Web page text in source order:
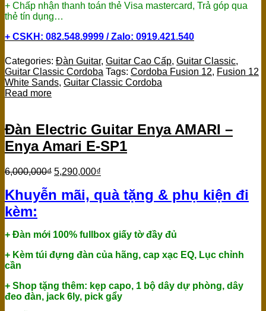
+ Chấp nhận thanh toán thẻ Visa mastercard, Trả góp qua
thẻ tín dụng…
+ CSKH: 082.548.9999 / Zalo: 0919.421.540
Categories: Đàn Guitar, Guitar Cao Cấp, Guitar Classic,
Guitar Classic Cordoba Tags: Cordoba Fusion 12, Fusion 12
White Sands, Guitar Classic Cordoba
Read more
Đàn Electric Guitar Enya AMARI –
Enya Amari E-SP1
6,000,000₫ 5,290,000₫
Khuyễn mãi, quà tặng & phụ kiện đi
kèm:
+ Đàn mới 100% fullbox giấy tờ đầy đủ
+ Kèm túi đựng đàn của hãng, cap xạc EQ, Lục chỉnh
cần
+ Shop tặng thêm: kẹp capo, 1 bộ dây dự phòng, dây
đeo đàn, jack 6ly, pick gẩy